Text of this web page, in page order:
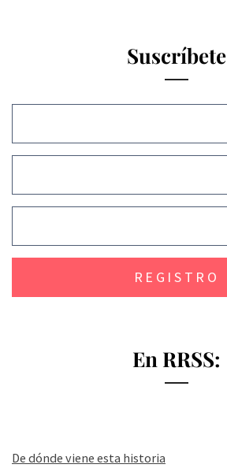
Suscríbete
En RRSS:
De dónde viene esta historia